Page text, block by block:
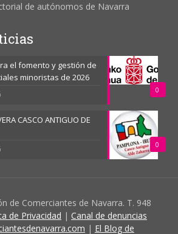
de autónomos de Navarra
0
el fomento y gestión de
minoristas de 2026
0
CASCO ANTIGUO DE
de Comerciantes de Navarra. T. 948
de Privacidad | Canal de denuncias
| El Blog de